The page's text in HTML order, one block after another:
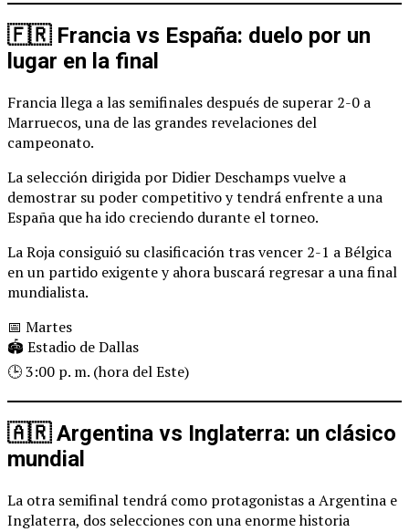
🇫🇷 Francia vs España: duelo por un
lugar en la final
Francia llega a las semifinales después de superar 2-0 a
Marruecos, una de las grandes revelaciones del
campeonato.
La selección dirigida por Didier Deschamps vuelve a
demostrar su poder competitivo y tendrá enfrente a una
España que ha ido creciendo durante el torneo.
La Roja consiguió su clasificación tras vencer 2-1 a Bélgica
en un partido exigente y ahora buscará regresar a una final
mundialista.
📅 Martes
🏟️ Estadio de Dallas
🕒 3:00 p. m. (hora del Este)
🇦🇷 Argentina vs Inglaterra: un clásico
mundial
La otra semifinal tendrá como protagonistas a Argentina e
Inglaterra, dos selecciones con una enorme historia